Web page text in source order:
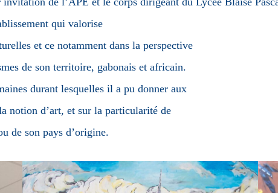
qui valorise
et ce notamment dans la perspective
de son territoire, gabonais et africain.
durant lesquelles il a pu donner aux
notion d’art, et sur la particularité de
de son pays d’origine.